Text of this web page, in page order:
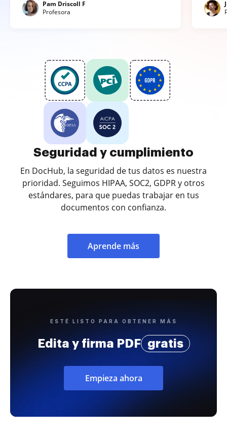
Pam Driscoll F
Profesora
Seguridad y cumplimiento
En DocHub, la seguridad de tus datos es nuestra
prioridad. Seguimos HIPAA, SOC2, GDPR y otros
estándares, para que puedas trabajar en tus
documentos con confianza.
Aprende más
ESTÉ LISTO PARA OBTENER MÁS
Edita y firma PDF gratis
Empieza ahora